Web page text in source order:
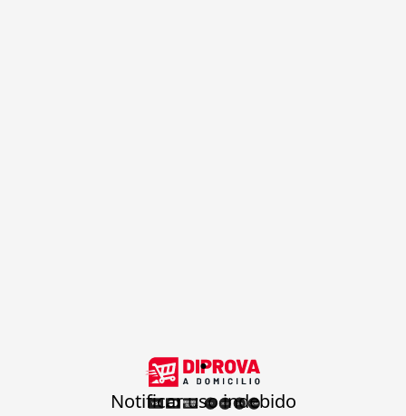
.
Notificar uso indebido